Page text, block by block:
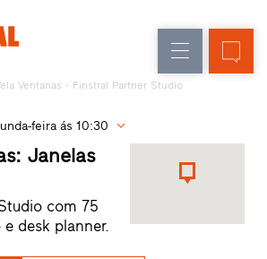
Ventanas - Finstral Partner Studio
feira ás 10:30
Janelas
com 75
e desk planner.